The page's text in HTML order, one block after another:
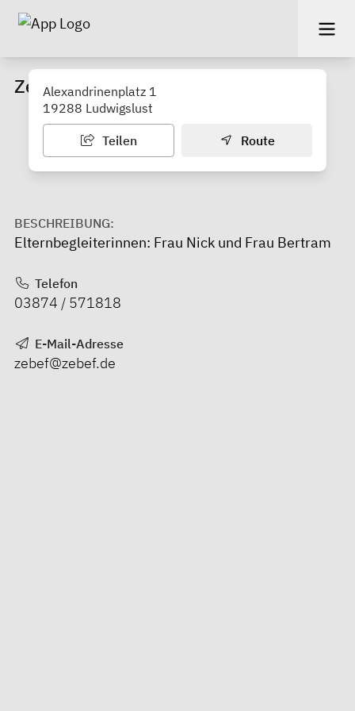
Zebef e.V.
Alexandrinenplatz 1
19288 Ludwigslust
Teilen Route
BESCHREIBUNG:
Elternbegleiterinnen: Frau Nick und Frau Bertram
Telefon
03874 / 571818
E-Mail-Adresse
zebef@zebef.de